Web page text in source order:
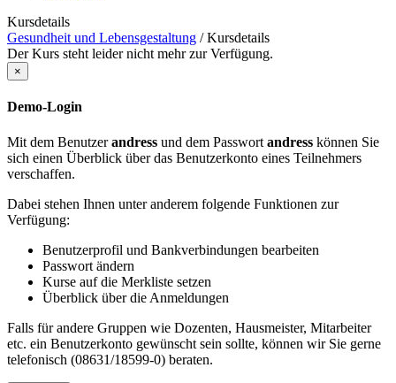
Kursdetails
Gesundheit und Lebensgestaltung /Kursdetails
Der Kurs steht leider nicht mehr zur Verfügung.
×
Demo-Login
Mit dem Benutzerandress und dem Passwort andress können Sie
sich einen Überblick über das Benutzerkonto eines Teilnehmers
verschaffen.
Dabei stehen Ihnen unter anderem folgende Funktionen zur
Verfügung:
Benutzerprofil und Bankverbindungen bearbeiten
Passwort ändern
Kurse auf die Merkliste setzen
Überblick über die Anmeldungen
Falls für andere Gruppen wie Dozenten, Hausmeister, Mitarbeiter
etc. ein Benutzerkonto gewünscht sein sollte, können wir Sie gerne
telefonisch (08631/18599-0) beraten.